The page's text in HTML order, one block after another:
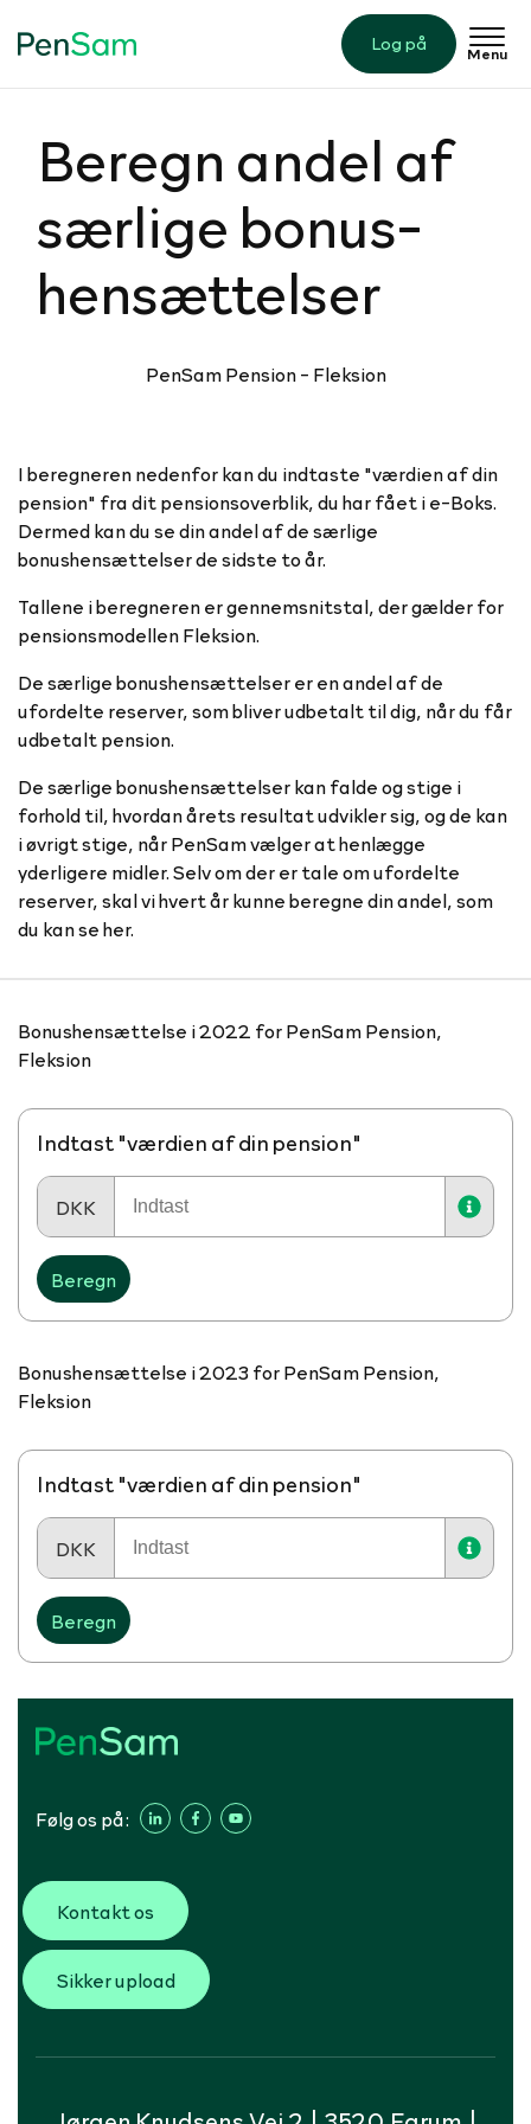
Log på Menu
Beregn andel af
særlige bonus­
hen­sæt­tel­ser
PenSam Pension - ​Fleksion
I beregneren nedenfor kan du indtaste "værdien af din
pension" fra dit pensionsoverblik, du har fået i e-Boks.
Dermed kan du se din andel af de særlige
bonushensættelser de sidste to år.
Tallene i beregneren er gennemsnitstal, der gælder for
pensionsmodellen Fleksion.
De særlige bonushensættelser er en andel af de
ufordelte reserver, som bliver udbetalt til dig, når du får
udbetalt pension.
De særlige bonushensættelser kan falde og stige i
forhold til, hvordan årets resultat udvikler sig, og de kan
i øvrigt stige, når PenSam vælger at henlægge
yderligere midler. Selv om der er tale om ufordelte
reserver, skal vi hvert år kunne beregne din andel, som
du kan se her.
Bonushensættelse i 2022 for PenSam Pension,
Fleksion
Indtast "værdien af din pension"
DKK
Beregn
Bonushensættelse i 2023 for PenSam Pension,
Fleksion
Indtast "værdien af din pension"
DKK
Beregn
Følg os på:
Kontakt os
Sikker upload